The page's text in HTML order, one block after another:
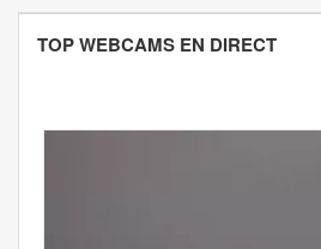
TOP WEBCAMS EN DIRECT